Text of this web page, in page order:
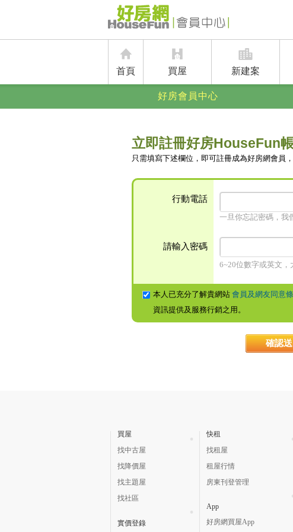
首頁 買屋 新建案
好房會員中心
立即註冊好房HouseFun
只需填寫下述欄位，即可註冊成為好房網會員
行動電話
一旦你忘記密碼，我
請輸入密碼
6~20位數字或英文，
本人已充分了解貴網站 會員及網友同意
資訊提供及服務行銷之用。
買屋
找中古屋
找降價屋
找主題屋
找社區
實價登錄
快租
找租屋
租屋行情
房東刊登管理
App
好房網買屋App